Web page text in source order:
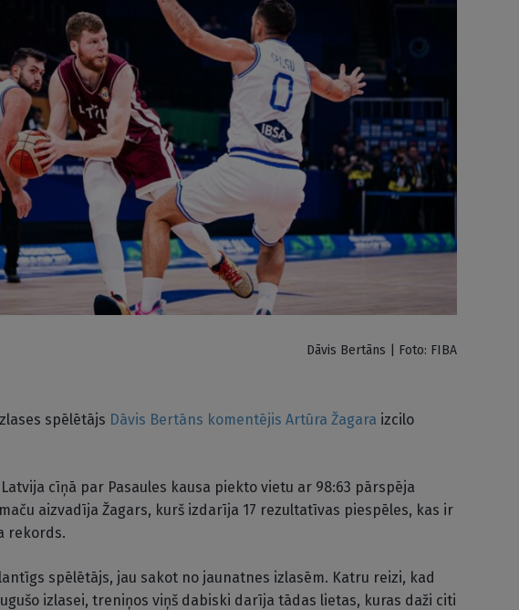
Dāvis Bertāns | Foto: FIBA
spēlētājs Dāvis Bertāns komentējis Artūra Žagara izcilo
cīņā par Pasaules kausa piekto vietu ar 98:63 pārspēja
aizvadīja Žagars, kurš izdarīja 17 rezultatīvas piespēles, kas ir
rekords.
spēlētājs, jau sakot no jaunatnes izlasēm. Katru reizi, kad
izlasei, treniņos viņš dabiski darīja tādas lietas, kuras daži citi